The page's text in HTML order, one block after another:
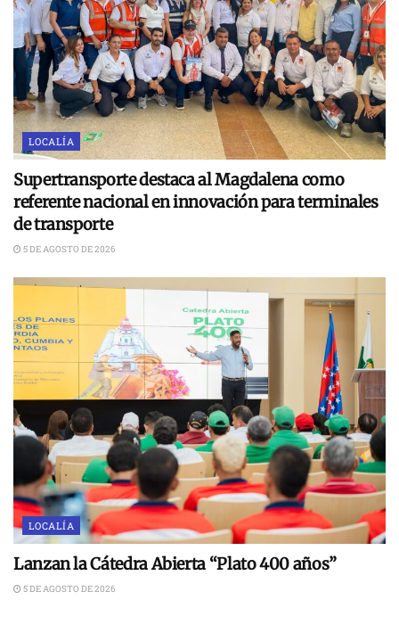
LOCALÍA
Supertransporte destaca al Magdalena como
referente nacional en innovación para terminales
de transporte
5 DE AGOSTO DE 2026
LOCALÍA
Lanzan la Cátedra Abierta “Plato 400 años”
5 DE AGOSTO DE 2026